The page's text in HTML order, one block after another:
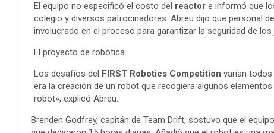
El equipo no especificó el costo del reactor e informó que
colegio y diversos patrocinadores. Abreu dijo que personal
involucrado en el proceso para garantizar la seguridad de los
El proyecto de robótica
Los desafíos del
FIRST Robotics Competition varían
era la creación de un robot que recogiera algunos
robot», explicó Abreu.
Brenden Godfrey, capitán de Team Drift, sostuvo que el